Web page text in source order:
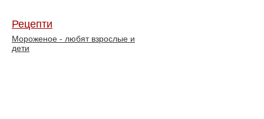
Рецепти
Мороженое - любят взрослые и
дети